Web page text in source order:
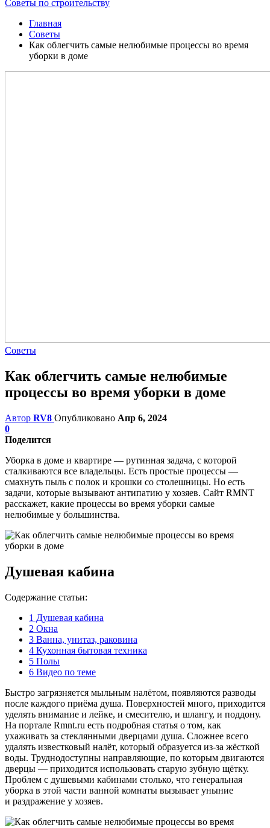
Советы по строительству
Главная
Советы
Как облегчить самые нелюбимые процессы во время
уборки в доме
Советы
Как облегчить самые нелюбимые
процессы во время уборки в доме
Автор RV8 Опубликовано Апр 6, 2024
0
Поделится
Уборка в доме и квартире — рутинная задача, с которой
сталкиваются все владельцы. Есть простые процессы —
смахнуть пыль с полок и крошки со столешницы. Но есть
задачи, которые вызывают антипатию у хозяев. Сайт RMNT
расскажет, какие процессы во время уборки самые
нелюбимые у большинства.
Душевая кабина
Содержание статьи:
1 Душевая кабина
2 Окна
3 Ванна, унитаз, раковина
4 Кухонная бытовая техника
5 Полы
6 Видео по теме
Быстро загрязняется мыльным налётом, появляются разводы
после каждого приёма душа. Поверхностей много, приходится
уделять внимание и лейке, и смесителю, и шлангу, и поддону.
На портале Rmnt.ru есть подробная статья о том, как
ухаживать за стеклянными дверцами душа. Сложнее всего
удалять известковый налёт, который образуется из-за жёсткой
воды. Труднодоступны направляющие, по которым двигаются
дверцы — приходится использовать старую зубную щётку.
Проблем с душевыми кабинами столько, что генеральная
уборка в этой части ванной комнаты вызывает уныние
и раздражение у хозяев.